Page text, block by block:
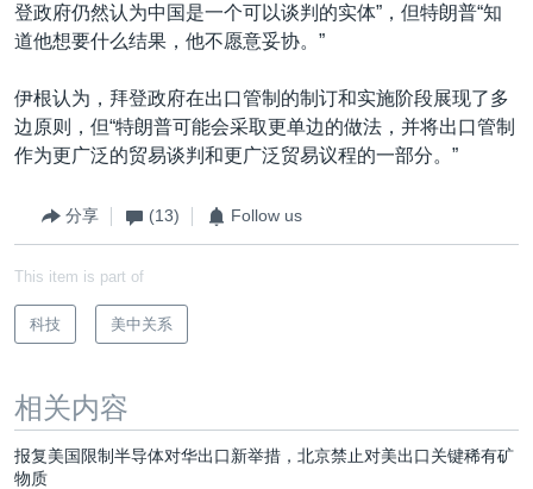
登政府仍然认为中国是一个可以谈判的实体”，但特朗普“知
道他想要什么结果，他不愿意妥协。”
伊根认为，拜登政府在出口管制的制订和实施阶段展现了多
边原则，但“特朗普可能会采取更单边的做法，并将出口管制
作为更广泛的贸易谈判和更广泛贸易议程的一部分。”
分享 (13) Follow us
This item is part of
科技 美中关系
相关内容
报复美国限制半导体对华出口新举措，北京禁止对美出口关键稀有矿
物质